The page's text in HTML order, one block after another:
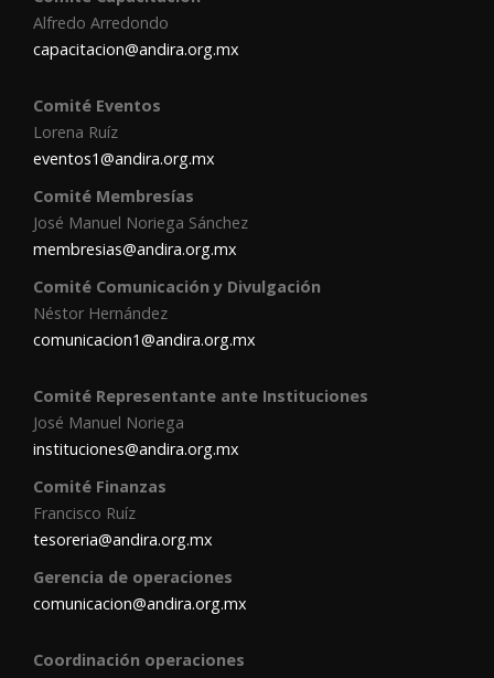
Alfredo Arredondo
capacitacion@andira.org.mx
Comité Eventos
Lorena Ruíz
eventos1@andira.org.mx
Comité Membresías
José Manuel Noriega Sánchez
membresias@andira.org.mx
Comité Comunicación y Divulgación
Néstor Hernández
comunicacion1@andira.org.mx
Comité Representante ante Instituciones
José Manuel Noriega
instituciones@andira.org.mx
Comité Finanzas
Francisco Ruíz
tesoreria@andira.org.mx
Gerencia de operaciones
comunicacion@andira.org.mx
Coordinación operaciones